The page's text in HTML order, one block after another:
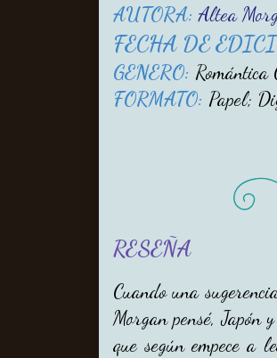
AUTORA: Altea
FECHA DE
GENERO: Romántica
FORMATO: Papel;
RESEÑA
Cuando una
Morgan pensé,
que según empece a